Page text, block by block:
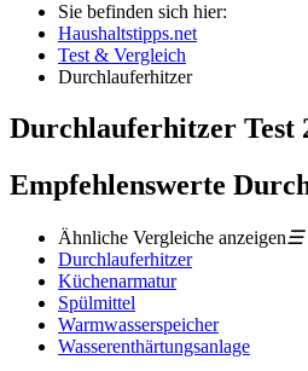
Sie befinden sich hier:
Haushaltstipps.net
Test & Vergleich
Durchlauferhitzer
Durchlauferhitzer Test
Empfehlenswerte
Ähnliche Vergleiche anzeigen☰
Durchlauferhitzer
Küchenarmatur
Spülmittel
Warmwasserspeicher
Wasserenthärtungsanlage